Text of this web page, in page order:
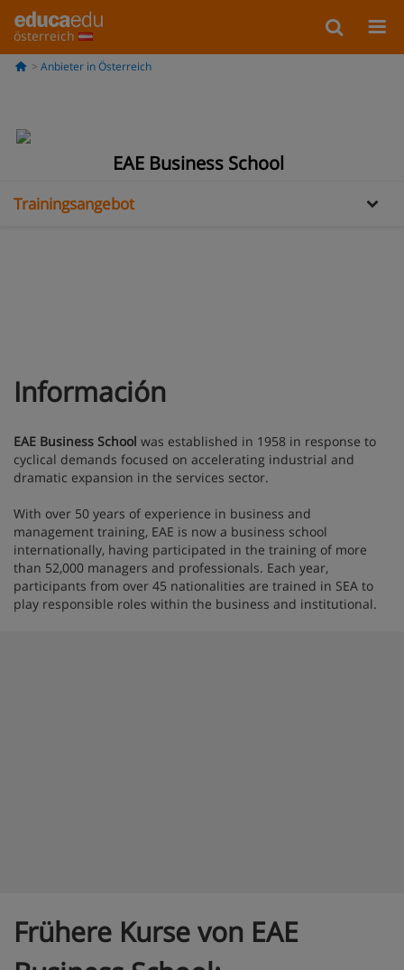
österreich
Anbieter in Österreich
EAE Business School
Trainingsangebot
Información
EAE Business School was established in 1958 in response to
cyclical demands focused on accelerating industrial and
dramatic expansion in the services sector.
With over 50 years of experience in business and
management training, EAE is now a business school
internationally, having participated in the training of more
than 52,000 managers and professionals. Each year,
participants from over 45 nationalities are trained in SEA to
play responsible roles within the business and institutional.
Frühere Kurse von EAE